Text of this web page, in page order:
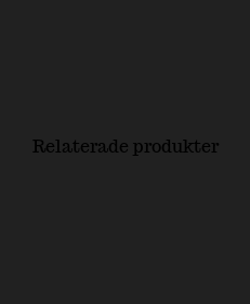
Relaterade produkter